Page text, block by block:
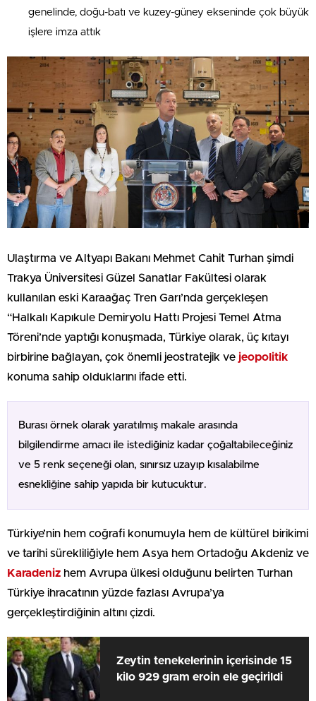
genelinde, doğu-batı ve kuzey-güney ekseninde çok büyük
işlere imza attık
Ulaştırma ve Altyapı Bakanı Mehmet Cahit Turhan şimdi
Trakya Üniversitesi Güzel Sanatlar Fakültesi olarak
kullanılan eski Karaağaç Tren Garı’nda gerçekleşen
“Halkalı Kapıkule Demiryolu Hattı Projesi Temel Atma
Töreni’nde yaptığı konuşmada, Türkiye olarak, üç kıtayı
birbirine bağlayan, çok önemli jeostratejik ve jeopolitik
konuma sahip olduklarını ifade etti.
Burası örnek olarak yaratılmış makale arasında
bilgilendirme amacı ile istediğiniz kadar çoğaltabileceğiniz
ve 5 renk seçeneği olan, sınırsız uzayıp kısalabilme
esnekliğine sahip yapıda bir kutucuktur.
Türkiye’nin hem coğrafi konumuyla hem de kültürel birikimi
ve tarihi sürekliliğiyle hem Asya hem Ortadoğu Akdeniz ve
Karadeniz hem Avrupa ülkesi olduğunu belirten Turhan
Türkiye ihracatının yüzde fazlası Avrupa’ya
gerçekleştirdiğinin altını çizdi.
Zeytin tenekelerinin içerisinde 15
kilo 929 gram eroin ele geçirildi